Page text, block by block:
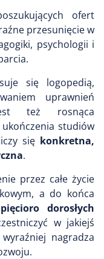
ofert
przesunięcie w
psychologii i
się logopedią,
uprawnień
też rosnąca
studiów
się konkretna,
.
przez całe życie
a do końca
dorosłych
w jakiejś
nagradza